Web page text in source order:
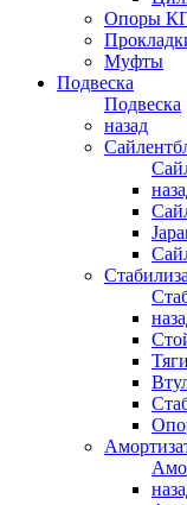
Опоры
Муфты
Подвеска
Подвеска
назад